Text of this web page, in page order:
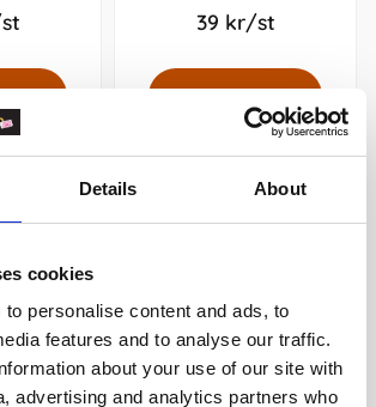
Details About
cookies
personalise content and ads, to
features and to analyse our traffic.
about your use of our site with
advertising and analytics partners who
39 kr/st
Köp
köpte även